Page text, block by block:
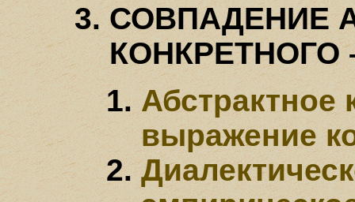
СОВПАДЕНИЕ
Абстрактное
выражение